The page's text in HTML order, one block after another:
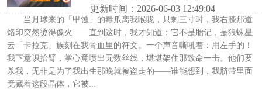
更新时间：2026-06-03 12:49:04
当月球来的「甲蚀」的毒爪离我喉咙，只剩三寸时，我右膝那道
烙印突然烫得像火——直到这时，我才知道：它不是胎记，是狼蛛星
云「卡拉克」族刻在我骨血里的符文。一个声音嘶吼着：用左手的！
我下意识抬臂，掌心竟喷出无数丝线，堪堪架住那致命一击。他们要
杀我，无非是为了我出生那晚就被盗走的——谁能想到，我脐带里面
竟藏着这段晶体，它被...